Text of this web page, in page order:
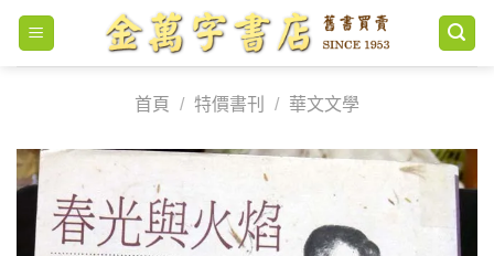
Skip
content
首頁
/ 特價書刊 / 華文文學